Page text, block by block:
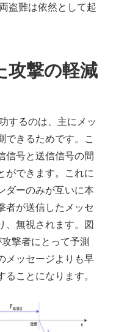
盗難は依然として起
攻撃の軽減
するのは、主にメッ
できるためです。こ
信号と送信信号の間
ができます。これに
ダーのみが互いに本
者が送信したメッセ
、無視されます。図
撃者にとって予測
メッセージよりも早
ことになります。